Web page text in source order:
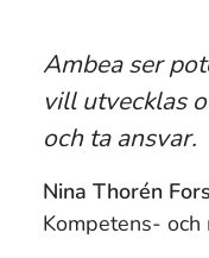
Ambea ser
vill utvecklas
och ta ansvar.
Nina Thorén
Kompetens-